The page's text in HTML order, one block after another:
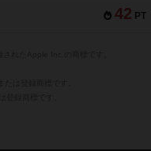
42 PT